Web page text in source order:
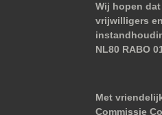
Wij hopen
vrijwilligers
NL80 RABO
Met
Commissie